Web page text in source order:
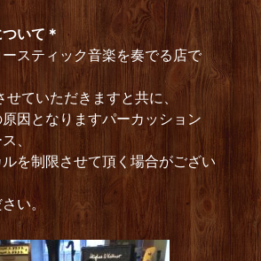
いて＊
スティック音楽を奏でる店で
せていただきますと共に、
因となりますパーカッション
、
を制限させて頂く場合がござい
い。